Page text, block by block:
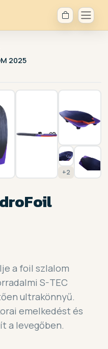
2025
+2
a foil szlalom
S-TEC
ultrakönnyű.
emelkedést és
a levegőben.